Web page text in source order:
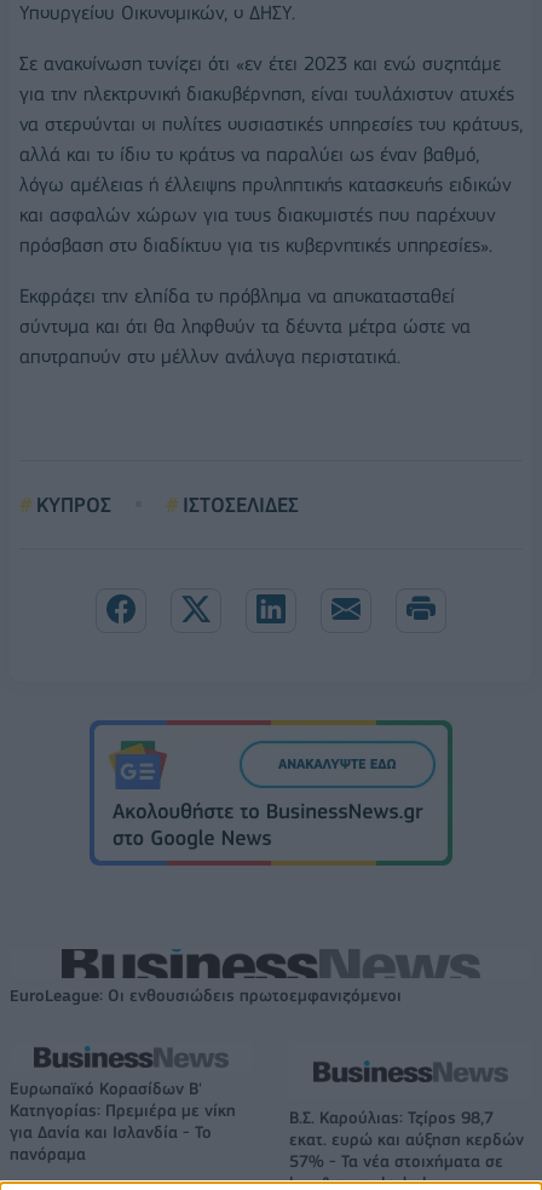
Υπουργείου Οικονομικών, ο ΔΗΣΥ.
Σε ανακοίνωση τονίζει ότι «εν έτει 2023 και ενώ συζητάμε
για την ηλεκτρονική διακυβέρνηση, είναι τουλάχιστον ατυχές
να στερούνται οι πολίτες ουσιαστικές υπηρεσίες του κράτους,
αλλά και το ίδιο το κράτος να παραλύει ως έναν βαθμό,
λόγω αμέλειας ή έλλειψης προληπτικής κατασκευής ειδικών
και ασφαλών χώρων για τους διακομιστές που παρέχουν
πρόσβαση στο διαδίκτυο για τις κυβερνητικές υπηρεσίες».
Εκφράζει την ελπίδα το πρόβλημα να αποκατασταθεί
σύντομα και ότι θα ληφθούν τα δέοντα μέτρα ώστε να
αποτραπούν στο μέλλον ανάλογα περιστατικά.
ΚΥΠΡΟΣ ΙΣΤΟΣΕΛΙΔΕΣ
EuroLeague: Οι ενθουσιώδεις πρωτοεμφανιζόμενοι
Ευρωπαϊκό Κορασίδων Β'
Κατηγορίας: Πρεμιέρα με νίκη
για Δανία και Ισλανδία - Το
πανόραμα
Β.Σ. Καρούλιας: Τζίρος 98,7
εκατ. ευρώ και αύξηση κερδών
57% - Τα νέα στοιχήματα σε
low & non alcohol